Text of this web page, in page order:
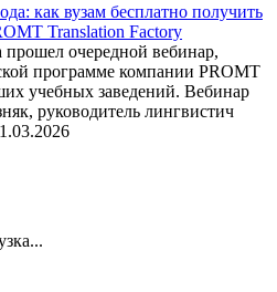
как вузам бесплатно получить
Translation Factory
прошел очередной вебинар,
программе компании PROMT
учебных заведений. Вебинар
руководитель лингвистич